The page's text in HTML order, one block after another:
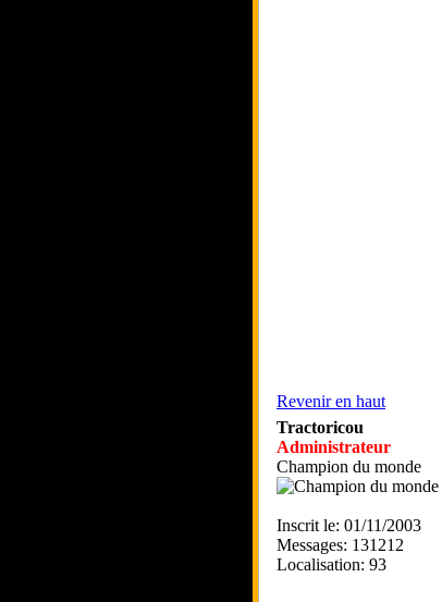
Revenir en haut
Tractoricou
Administrateur
Champion du monde
Inscrit le: 01/11/2003
Messages: 131212
Localisation: 93